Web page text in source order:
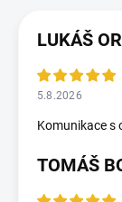
LUKÁŠ
5.8.2026
Komunikace s
TOMÁŠ